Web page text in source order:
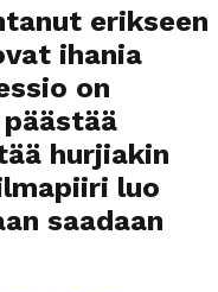
erikseen
ihania
on
hurjiakin
luo
saadaan